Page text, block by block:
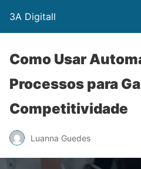
3A Digitall
Como Usar
Processos para
Competitividade
Luanna Guedes